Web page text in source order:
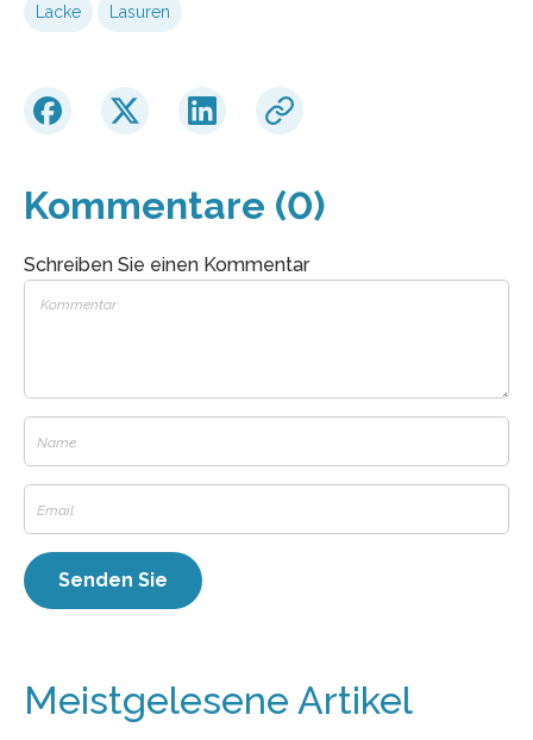
Lacke Lasuren
Kommentare (0)
Schreiben Sie einen Kommentar
Meistgelesene Artikel